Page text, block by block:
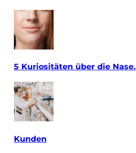
5 Kuriositäten über die Nase.
Kunden